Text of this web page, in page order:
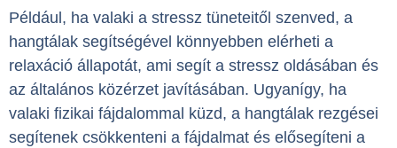
Például, ha valaki a stressz tüneteitől szenved, a
hangtálak segítségével könnyebben elérheti a
relaxáció állapotát, ami segít a stressz oldásában és
az általános közérzet javításában. Ugyanígy, ha
valaki fizikai fájdalommal küzd, a hangtálak rezgései
segítenek csökkenteni a fájdalmat és elősegíteni a